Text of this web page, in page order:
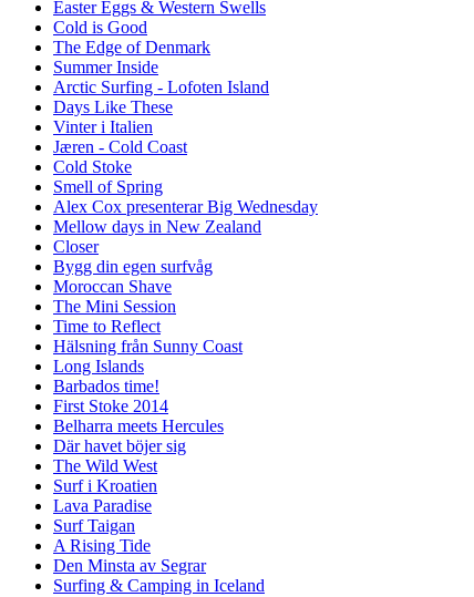
Easter Eggs & Western Swells
Cold is Good
The Edge of Denmark
Summer Inside
Arctic Surfing - Lofoten Island
Days Like These
Vinter i Italien
Jæren - Cold Coast
Cold Stoke
Smell of Spring
Alex Cox presenterar Big Wednesday
Mellow days in New Zealand
Closer
Bygg din egen surfvåg
Moroccan Shave
The Mini Session
Time to Reflect
Hälsning från Sunny Coast
Long Islands
Barbados time!
First Stoke 2014
Belharra meets Hercules
Där havet böjer sig
The Wild West
Surf i Kroatien
Lava Paradise
Surf Taigan
A Rising Tide
Den Minsta av Segrar
Surfing & Camping in Iceland